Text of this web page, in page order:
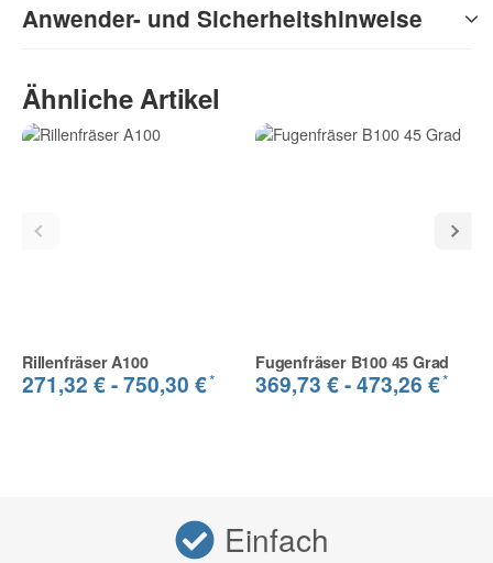
Anwender- und Sicherheitshinweise
Ähnliche Artikel
Rillenfräser A100
271,32 € -750,30 €*
Fugenfräser B100 45 Grad
369,73 € -473,26 €*
Einfach